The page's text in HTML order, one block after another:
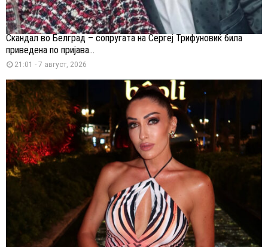
Скандал во Белград – сопругата на Сергеј Трифуновиќ била
приведена по пријава...
21:01 - 7 август, 2026